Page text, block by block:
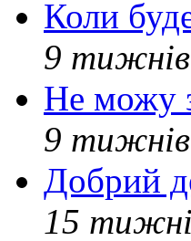
Коли
9
Не можу
9
Добрий
15